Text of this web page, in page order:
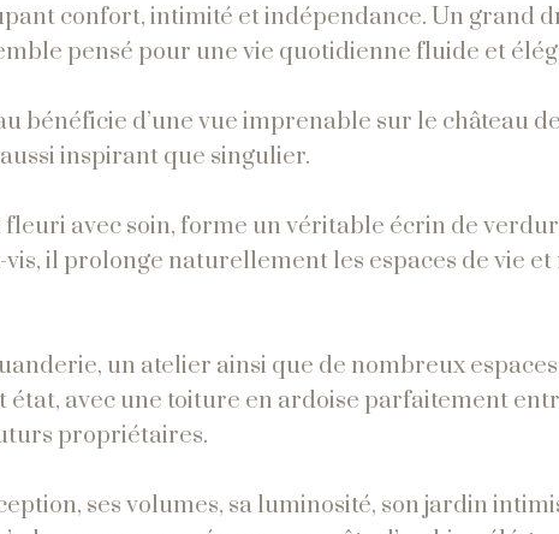
confort, intimité et indépendance. Un grand
pensé pour une vie quotidienne fluide et
bénéficie d’une vue imprenable sur le château
inspirant que singulier.
avec soin, forme un véritable écrin de
vis, il prolonge naturellement les espaces de vie
un atelier ainsi que de nombreux
avec une toiture en ardoise parfaitement
propriétaires.
ses volumes, sa luminosité, son jardin